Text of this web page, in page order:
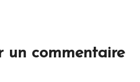
un commentaire